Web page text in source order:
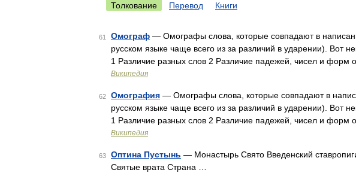
Толкование Перевод Книги
61 Омограф — Омографы слова, которые совпадают в
русском языке чаще всего из за различий в ударении). Вот
1 Различие разных слов 2 Различие падежей, чисел и форм
Википедия
62 Омография — Омографы слова, которые совпадают в
русском языке чаще всего из за различий в ударении). Вот
1 Различие разных слов 2 Различие падежей, чисел и форм
Википедия
63 Оптина Пустынь — Монастырь Свято Введенский
Святые врата Страна …